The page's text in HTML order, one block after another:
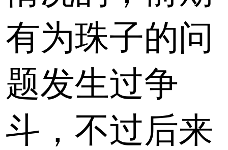
有为珠子的问
题发生过争
斗，不过后来